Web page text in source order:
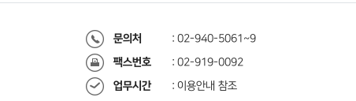
문의처
: 02-940-5061~9
팩스번호
: 02-919-0092
업무시간
: 이용안내 참조